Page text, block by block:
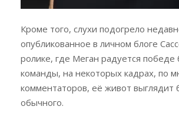
Кроме того, слухи подогрело
опубликованное в личном блоге
ролике, где Меган радуется победе
команды, на некоторых кадрах, по
комментаторов, её живот выглядит
обычного.